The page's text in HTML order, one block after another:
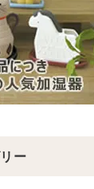
ー